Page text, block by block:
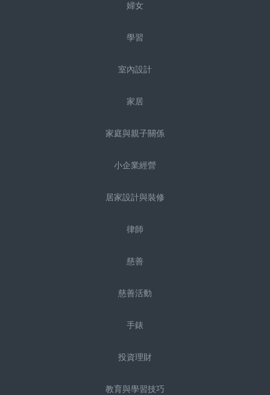
婦女
學習
室內設計
家居
家庭與親子關係
小企業經營
居家設計與裝修
律師
慈善
慈善活動
手錶
投資理財
教育與學習技巧